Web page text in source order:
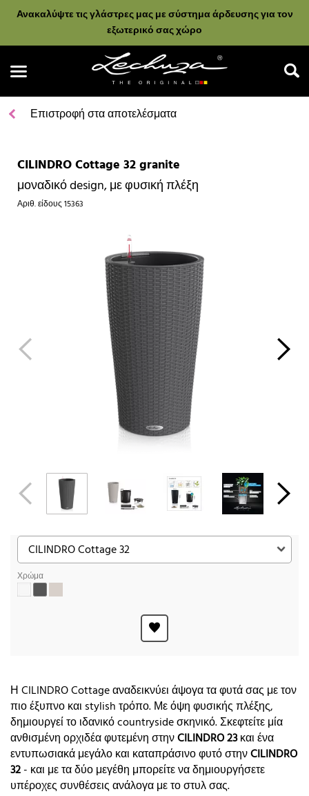
Ανακαλύψτε τις γλάστρες μας με σύστημα άρδευσης για τον
εξωτερικό σας χώρο
Αναζήτηση
Επιστροφή στα αποτελέσματα
CILINDRO Cottage 32 granite
μοναδικό design, με φυσική πλέξη
Αριθ. είδους15363
Χρώμα
Η CILINDRO Cottage αναδεικνύει άψογα τα φυτά σας με τον
πιο έξυπνο και stylish τρόπο. Με όψη φυσικής πλέξης,
δημιουργεί το ιδανικό countryside σκηνικό. Σκεφτείτε μία
ανθισμένη ορχιδέα φυτεμένη στηνCILINDRO 23και ένα
εντυπωσιακά μεγάλο και καταπράσινο φυτό στηνCILINDRO
32- και με τα δύο μεγέθη μπορείτε να δημιουργήσετε
υπέροχες συνθέσεις ανάλογα με το στυλ σας.